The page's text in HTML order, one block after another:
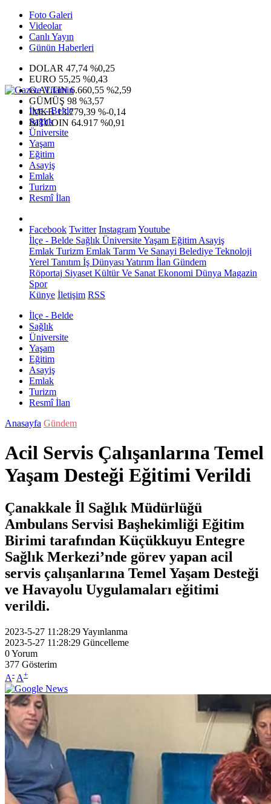
Foto Galeri
Videolar
Canlı Yayın
Günün Haberleri
DOLAR 47,74 %0,25
EURO 55,25 %0,43
G.ALTIN6.660,55 %2,59
GÜMÜŞ 98 %3,57
IMKB13.779,39 %-0,14
BITCOIN 64.917 %0,91
İlçe - Belde
Sağlık
Üniversite
Yaşam
Eğitim
Asayiş
Emlak
Turizm
Resmî İlan
Facebook Twitter InstagramYoutube
İlçe - Belde Sağlık ÜniversiteYaşam Eğitim Asayiş
Emlak Turizm Emlak Tarım Ve Sanayi Belediye Teknoloji
Yerel Tanıtım İş Dünyası Yatırım İlan Gündem
Röportaj Siyaset Kültür Ve Sanat Ekonomi Dünya Magazin
Spor
Künye İletişim RSS
İlçe - Belde
Sağlık
Üniversite
Yaşam
Eğitim
Asayiş
Emlak
Turizm
Resmî İlan
Anasayfa Gündem
Acil Servis Çalışanlarına Temel
Yaşam Desteği Eğitimi Verildi
Çanakkale İl Sağlık Müdürlüğü
Ambulans Servisi Başhekimliği Eğitim
Birimi tarafından Küçükkuyu Entegre
Sağlık Merkezi’nde görev yapan acil
servis çalışanlarına Temel Yaşam Desteği
ve Havayolu Uygulamaları eğitimi
verildi.
2023-5-27 11:28:29Yayınlanma
2023-5-27 11:28:29 Güncelleme
0Yorum
377 Gösterim
A- A+